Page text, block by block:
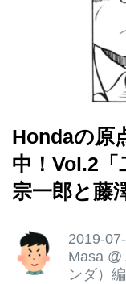
Hondaの原
中！Vol.2「
宗一郎と藤
2019-
Masa @
ンダ）